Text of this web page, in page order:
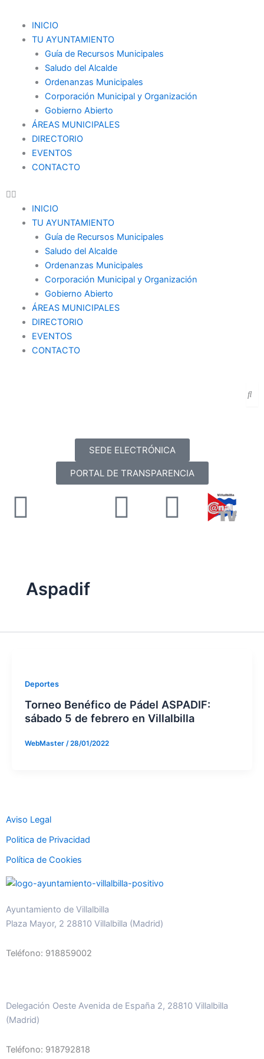
contenido
INICIO
TU AYUNTAMIENTO
Guía de Recursos Municipales
Saludo del Alcalde
Ordenanzas Municipales
Corporación Municipal y Organización
Gobierno Abierto
ÁREAS MUNICIPALES
DIRECTORIO
EVENTOS
CONTACTO
Menu
INICIO
TU AYUNTAMIENTO
Guía de Recursos Municipales
Saludo del Alcalde
Ordenanzas Municipales
Corporación Municipal y Organización
Gobierno Abierto
ÁREAS MUNICIPALES
DIRECTORIO
EVENTOS
CONTACTO
SEDE ELECTRÓNICA
PORTAL DE TRANSPARENCIA
FacebookYoutube
Aspadif
Deportes
Torneo Benéfico de Pádel ASPADIF:
sábado 5 de febrero en Villalbilla
WebMaster /28/01/2022
Aviso Legal
Politica de Privacidad
Política de Cookies
Ayuntamiento de Villalbilla
Plaza Mayor, 2 28810 Villalbilla (Madrid)
Teléfono: 918859002
Delegación Oeste Avenida de España 2, 28810 Villalbilla
(Madrid)
Teléfono: 918792818